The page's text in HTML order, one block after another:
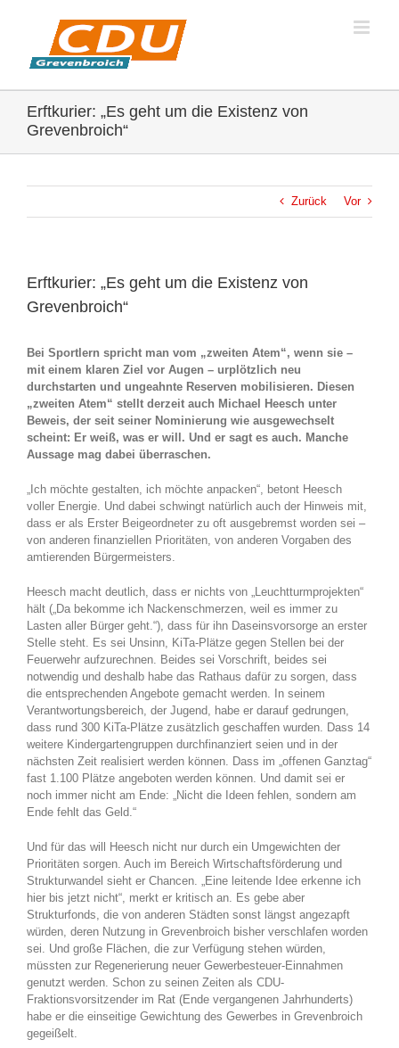
Erftkurier: „Es geht um die Existenz von
Grevenbroich“
Zurück Vor
Erftkurier: „Es geht um die Existenz von
Grevenbroich“
Bei Sportlern spricht man vom „zweiten Atem“, wenn sie –
mit einem klaren Ziel vor Augen – urplötzlich neu
durchstarten und ungeahnte Reserven mobilisieren. Diesen
„zweiten Atem“ stellt derzeit auch Michael Heesch unter
Beweis, der seit seiner Nominierung wie ausgewechselt
scheint: Er weiß, was er will. Und er sagt es auch. Manche
Aussage mag dabei überraschen.
„Ich möchte gestalten, ich möchte anpacken“, betont Heesch
voller Energie. Und dabei schwingt natürlich auch der Hinweis mit,
dass er als Erster Beigeordneter zu oft ausgebremst worden sei –
von anderen finanziellen Prioritäten, von anderen Vorgaben des
amtierenden Bürgermeisters.
Heesch macht deutlich, dass er nichts von „Leuchtturmprojekten“
hält („Da bekomme ich Nackenschmerzen, weil es immer zu
Lasten aller Bürger geht.“), dass für ihn Daseinsvorsorge an erster
Stelle steht. Es sei Unsinn, KiTa-Plätze gegen Stellen bei der
Feuerwehr aufzurechnen. Beides sei Vorschrift, beides sei
notwendig und deshalb habe das Rathaus dafür zu sorgen, dass
die entsprechenden Angebote gemacht werden. In seinem
Verantwortungsbereich, der Jugend, habe er darauf gedrungen,
dass rund 300 KiTa-Plätze zusätzlich geschaffen wurden. Dass 14
weitere Kindergartengruppen durchfinanziert seien und in der
nächsten Zeit realisiert werden können. Dass im „offenen Ganztag“
fast 1.100 Plätze angeboten werden können. Und damit sei er
noch immer nicht am Ende: „Nicht die Ideen fehlen, sondern am
Ende fehlt das Geld.“
Und für das will Heesch nicht nur durch ein Umgewichten der
Prioritäten sorgen. Auch im Bereich Wirtschaftsförderung und
Strukturwandel sieht er Chancen. „Eine leitende Idee erkenne ich
hier bis jetzt nicht“, merkt er kritisch an. Es gebe aber
Strukturfonds, die von anderen Städten sonst längst angezapft
würden, deren Nutzung in Grevenbroich bisher verschlafen worden
sei. Und große Flächen, die zur Verfügung stehen würden,
müssten zur Regenerierung neuer Gewerbesteuer-Einnahmen
genutzt werden. Schon zu seinen Zeiten als CDU-
Fraktionsvorsitzender im Rat (Ende vergangenen Jahrhunderts)
habe er die einseitige Gewichtung des Gewerbes in Grevenbroich
gegeißelt.